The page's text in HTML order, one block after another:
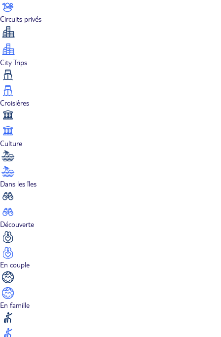
Circuits privés
City Trips
Croisières
Culture
Dans les îles
Découverte
En couple
En famille